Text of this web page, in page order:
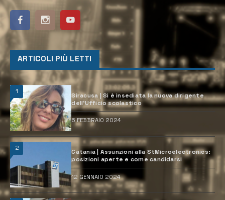
ARTICOLI PIÙ LETTI
1
Siracusa | Si è insediata la nuova dirigente
dell’Ufficio scolastico
6 FEBBRAIO 2024
2
Catania | Assunzioni alla StMicroelectronics:
posizioni aperte e come candidarsi
12 GENNAIO 2024